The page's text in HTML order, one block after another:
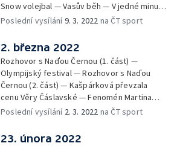
Snow volejbal — Vasův běh — V jedné minutě
— Július Torma - 100 let od narození —
Poslední vysílání9. 3. 2022 na ČT sport
2. března 2022
Rozhovor s Naďou Černou (1. část) —
Olympijský festival — Rozhovor s Naďou
Černou (2. část) — Kašpárková převzala
cenu Věry Čáslavské — Fenomén Martina
Sáblíková — V jedné minutě — Lindsey
Poslední vysílání 2. 3. 2022 na ČT sport
23. února 2022